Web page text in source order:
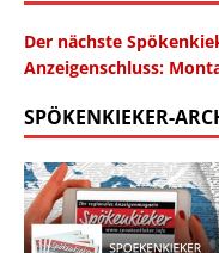
Der nächste
Anzeigenschluss:
SPÖKENKIEKER-